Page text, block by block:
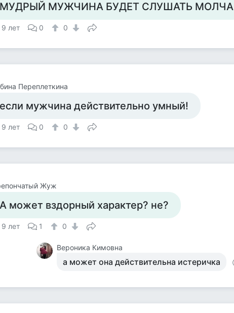
МУДРЫЙ МУЖЧИНА БУДЕТ СЛУШАТЬ МОЛЧА
9 лет 0 0
Переплеткина
если мужчина действительно умный!
9 лет 0 0
Жуж
А может вздорный характер? не?
9 лет 1 0
Вероника Кимовна
а может она действительна истеричка